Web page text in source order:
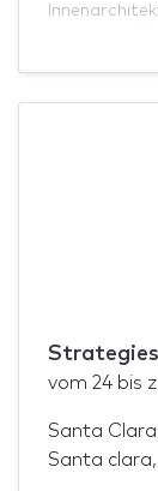
vom 24 bis
Santa
Santa clara,